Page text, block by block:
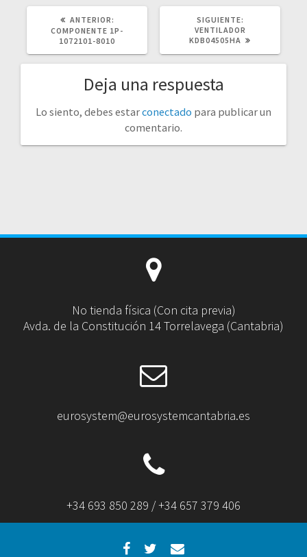
ANTERIOR:
ANTERIOR:
COMPONENTE 1P-
1072101-8010
SIGUIENTE:
POST:
VENTILADOR
KDB04505HA
Deja una respuesta
Lo siento, debes estarconectado para publicar un
comentario.
No tienda física (Con cita previa)
Avda. de la Constitución 14 Torrelavega (Cantabria)
eurosystem@eurosystemcantabria.es
+34 693 850 289 / +34 657 379 406